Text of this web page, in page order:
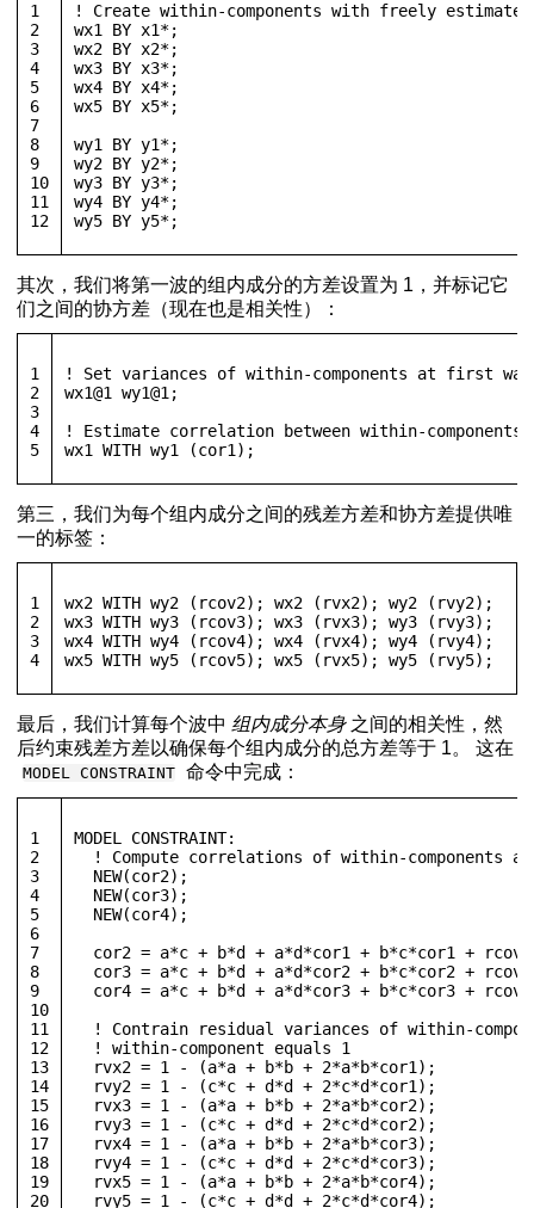
1
2
3
4
5
6
7
8
9
10
11
12
! Create within-components with freely
wx1 BY x1*;
wx2 BY x2*;
wx3 BY x3*;
wx4 BY x4*;
wx5 BY x5*;
wy1 BY y1*;
wy2 BY y2*;
wy3 BY y3*;
wy4 BY y4*;
wy5 BY y5*;
其次，我们将第一波的组内成分的方差设置为 1，并标记它
们之间的协方差（现在也是相关性）：
1
2
3
4
5
! Set variances of within-components at first
wx1@1 wy1@1;
! Estimate correlation between within-
wx1 WITH wy1 (cor1);
第三，我们为每个组内成分之间的残差方差和协方差提供唯
一的标签：
1
2
3
4
wx2 WITH wy2 (rcov2); wx2 (rvx2); wy2 (rvy2);
wx3 WITH wy3 (rcov3); wx3 (rvx3); wy3 (rvy3);
wx4 WITH wy4 (rcov4); wx4 (rvx4); wy4 (rvy4);
wx5 WITH wy5 (rcov5); wx5 (rvx5); wy5 (rvy5);
最后，我们计算每个波中 组内成分本身之间的相关性，然
后约束残差方差以确保每个组内成分的总方差等于 1。 这在
MODEL CONSTRAINT 命令中完成：
1
2
3
4
5
6
7
8
9
10
11
12
13
14
15
16
17
18
19
20
MODEL CONSTRAINT:
! Compute correlations of within-components
  NEW(cor2);
  NEW(cor3);
  NEW(cor4);
cor2 = a*c + b*d + a*d*cor1 + b*c*cor1 +
cor3 = a*c + b*d + a*d*cor2 + b*c*cor2 +
cor4 = a*c + b*d + a*d*cor3 + b*c*cor3 +
! Contrain residual variances of within-
  ! within-component equals 1
  rvx2 = 1 - (a*a + b*b + 2*a*b*cor1);
  rvy2 = 1 - (c*c + d*d + 2*c*d*cor1);
  rvx3 = 1 - (a*a + b*b + 2*a*b*cor2);
  rvy3 = 1 - (c*c + d*d + 2*c*d*cor2);
  rvx4 = 1 - (a*a + b*b + 2*a*b*cor3);
  rvy4 = 1 - (c*c + d*d + 2*c*d*cor3);
  rvx5 = 1 - (a*a + b*b + 2*a*b*cor4);
  rvy5 = 1 - (c*c + d*d + 2*c*d*cor4);